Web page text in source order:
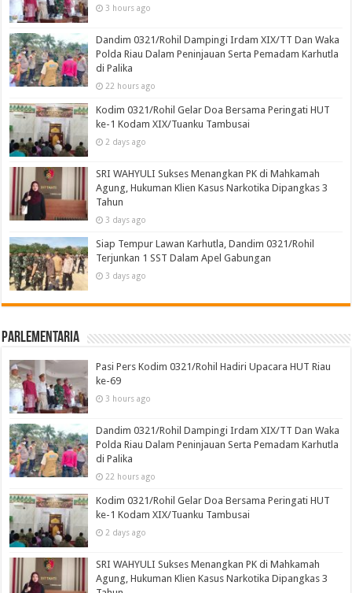
3 hours ago
Dandim 0321/Rohil Dampingi Irdam XIX/TT Dan Waka
Polda Riau Dalam Peninjauan Serta Pemadam Karhutla
di Palika
22 hours ago
Kodim 0321/Rohil Gelar Doa Bersama Peringati HUT
ke-1 Kodam XIX/Tuanku Tambusai
2 days ago
SRI WAHYULI Sukses Menangkan PK di Mahkamah
Agung, Hukuman Klien Kasus Narkotika Dipangkas 3
Tahun
3 days ago
Siap Tempur Lawan Karhutla, Dandim 0321/Rohil
Terjunkan 1 SST Dalam Apel Gabungan
3 days ago
Parlementaria
Pasi Pers Kodim 0321/Rohil Hadiri Upacara HUT Riau
ke-69
3 hours ago
Dandim 0321/Rohil Dampingi Irdam XIX/TT Dan Waka
Polda Riau Dalam Peninjauan Serta Pemadam Karhutla
di Palika
22 hours ago
Kodim 0321/Rohil Gelar Doa Bersama Peringati HUT
ke-1 Kodam XIX/Tuanku Tambusai
2 days ago
SRI WAHYULI Sukses Menangkan PK di Mahkamah
Agung, Hukuman Klien Kasus Narkotika Dipangkas 3